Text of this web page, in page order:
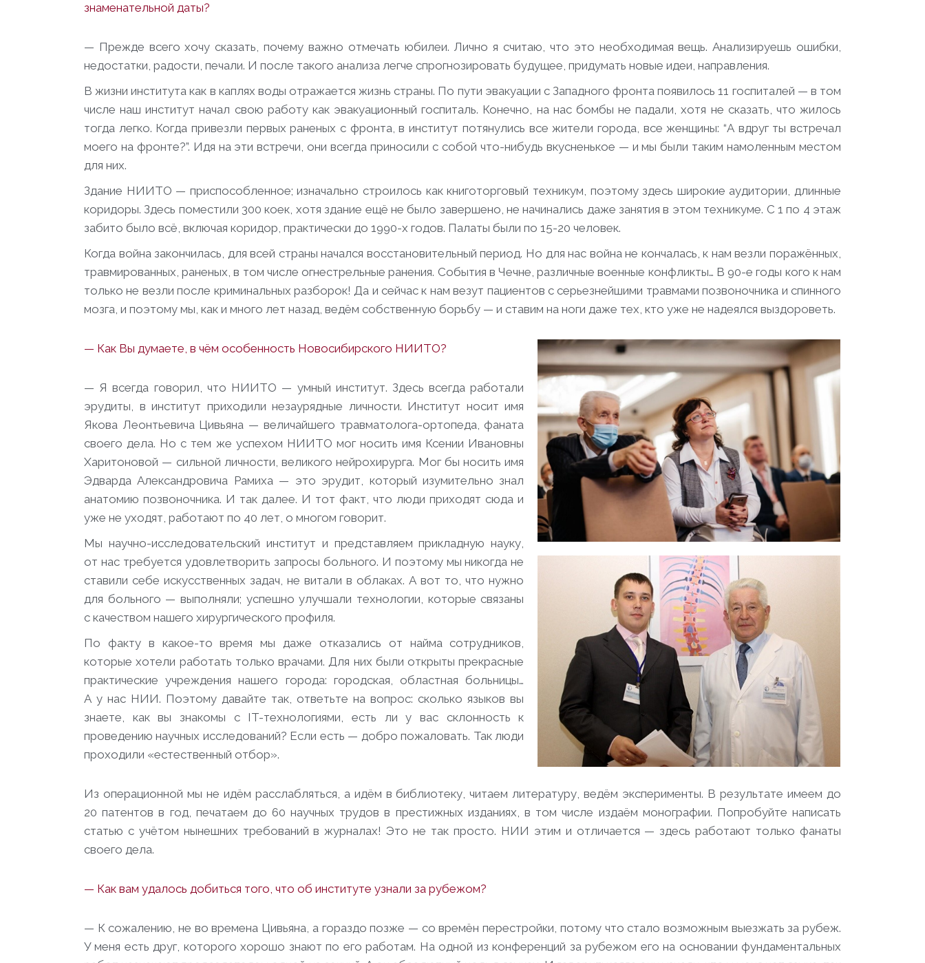
знаменательной даты?
— Прежде всего хочу сказать, почему важно отмечать юбилеи. Лично я считаю, что это необходимая вещь. Анализируешь ошибки,
недостатки, радости, печали. И после такого анализа легче спрогнозировать будущее, придумать новые идеи, направления.
В жизни института как в каплях воды отражается жизнь страны. По пути эвакуации с Западного фронта появилось 11 госпиталей — в том
числе наш институт начал свою работу как эвакуационный госпиталь. Конечно, на нас бомбы не падали, хотя не сказать, что жилось
тогда легко. Когда привезли первых раненых с фронта, в институт потянулись все жители города, все женщины: “А вдруг ты встречал
моего на фронте?”. Идя на эти встречи, они всегда приносили с собой что-нибудь вкусненькое — и мы были таким намоленным местом
для них.
Здание НИИТО — приспособленное; изначально строилось как книготорговый техникум, поэтому здесь широкие аудитории, длинные
коридоры. Здесь поместили 300 коек, хотя здание ещё не было завершено, не начинались даже занятия в этом техникуме. С 1 по 4 этаж
забито было всё, включая коридор, практически до 1990-х годов. Палаты были по 15-20 человек.
Когда война закончилась, для всей страны начался восстановительный период. Но для нас война не кончалась, к нам везли поражённых,
травмированных, раненых, в том числе огнестрельные ранения. События в Чечне, различные военные конфликты… В 90-е годы кого к нам
только не везли после криминальных разборок! Да и сейчас к нам везут пациентов с серьезнейшими травмами позвоночника и спинного
мозга, и поэтому мы, как и много лет назад, ведём собственную борьбу — и ставим на ноги даже тех, кто уже не надеялся выздороветь.
— Как Вы думаете, в чём особенность Новосибирского НИИТО?
— Я всегда говорил, что НИИТО — умный институт. Здесь всегда работали
эрудиты, в институт приходили незаурядные личности. Институт носит имя
Якова Леонтьевича Цивьяна — величайшего травматолога-ортопеда, фаната
своего дела. Но с тем же успехом НИИТО мог носить имя Ксении Ивановны
Харитоновой — сильной личности, великого нейрохирурга. Мог бы носить имя
Эдварда Александровича Рамиха — это эрудит, который изумительно знал
анатомию позвоночника. И так далее. И тот факт, что люди приходят сюда и
уже не уходят, работают по 40 лет, о многом говорит.
Мы научно-исследовательский институт и представляем прикладную науку,
от нас требуется удовлетворить запросы больного. И поэтому мы никогда не
ставили себе искусственных задач, не витали в облаках. А вот то, что нужно
для больного — выполняли; успешно улучшали технологии, которые связаны
с качеством нашего хирургического профиля.
По факту в какое-то время мы даже отказались от найма сотрудников,
которые хотели работать только врачами. Для них были открыты прекрасные
практические учреждения нашего города: городская, областная больницы…
А у нас НИИ. Поэтому давайте так, ответьте на вопрос: сколько языков вы
знаете, как вы знакомы с IT-технологиями, есть ли у вас склонность к
проведению научных исследований? Если есть — добро пожаловать. Так люди
проходили «естественный отбор».
Из операционной мы не идём расслабляться, а идём в библиотеку, читаем литературу, ведём эксперименты. В результате имеем до
20 патентов в год, печатаем до 60 научных трудов в престижных изданиях, в том числе издаём монографии. Попробуйте написать
статью с учётом нынешних требований в журналах! Это не так просто. НИИ этим и отличается — здесь работают только фанаты
своего дела.
— Как вам удалось добиться того, что об институте узнали за рубежом?
— К сожалению, не во времена Цивьяна, а гораздо позже — со времён перестройки, потому что стало возможным выезжать за рубеж.
У меня есть друг, которого хорошо знают по его работам. На одной из конференций за рубежом его на основании фундаментальных